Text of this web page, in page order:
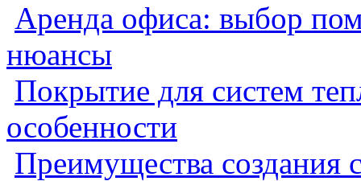
Аренда офиса: выбор
нюансы
Покрытие для систем
особенности
Преимущества создания